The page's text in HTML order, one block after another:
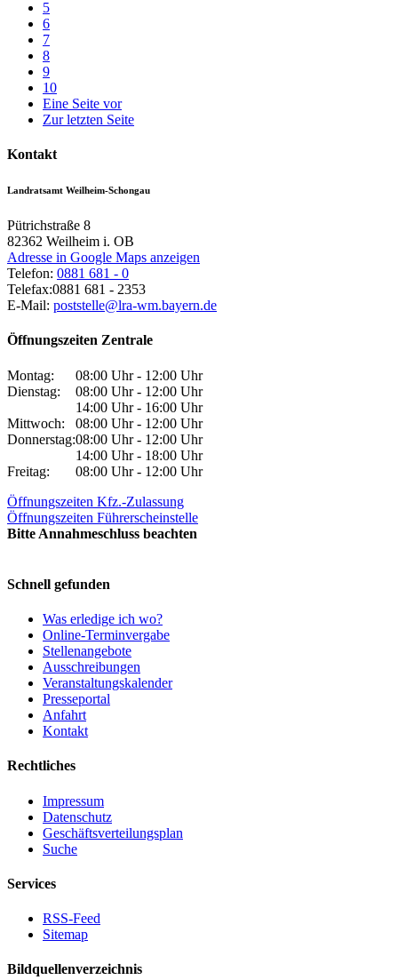
5
6
7
8
9
10
Eine Seite vor
Zur letzten Seite
Kontakt
Landratsamt Weilheim-Schongau
Pütrichstraße 8
82362 Weilheim i. OB
Adresse in Google Maps anzeigen
Telefon: 0881 681 - 0
Telefax:0881 681 - 2353
E-Mail: poststelle@lra-wm.bayern.de
Öffnungszeiten Zentrale
Montag:
08:00 Uhr - 12:00 Uhr
Dienstag:
08:00 Uhr - 12:00 Uhr
14:00 Uhr - 16:00 Uhr
Mittwoch:
08:00 Uhr - 12:00 Uhr
Donnerstag:08:00 Uhr - 12:00 Uhr
14:00 Uhr - 18:00 Uhr
Freitag:
08:00 Uhr - 12:00 Uhr
Öffnungszeiten Kfz.-Zulassung
Öffnungszeiten Führerscheinstelle
Bitte Annahmeschluss beachten
Schnell gefunden
Was erledige ich wo?
Online-Terminvergabe
Stellenangebote
Ausschreibungen
Veranstaltungskalender
Presseportal
Anfahrt
Kontakt
Rechtliches
Impressum
Datenschutz
Geschäftsverteilungsplan
Suche
Services
RSS-Feed
Sitemap
Bildquellenverzeichnis